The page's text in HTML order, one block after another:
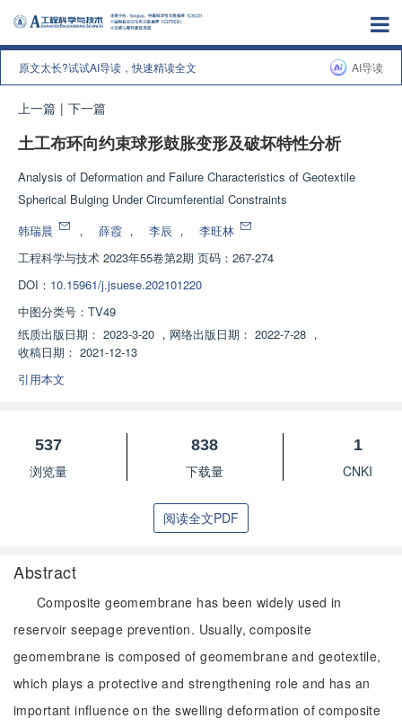
原文太长?试试AI导读，快速精读全文 AI导读
上一篇 | 下一篇
土工布环向约束球形鼓胀变形及破坏特性分析
Analysis of Deformation and Failure Characteristics of Geotextile
Spherical Bulging Under Circumferential Constraints
韩瑞晨
， 薛霞 ， 李辰 ，
李旺林
工程科学与技术 2023年55卷第2期 页码：267-274
DOI： 10.15961/j.jsuese.202101220
中图分类号： TV49
纸质出版日期： 2023-3-20 ， 网络出版日期： 2022-7-28 ，
收稿日期： 2021-12-13
引用本文
537
浏览量
838
下载量
1
CNKI
阅读全文PDF
Abstract
Composite geomembrane has been widely used in
reservoir seepage prevention. Usually, composite
geomembrane is composed of geomembrane and geotextile,
which plays a protective and strengthening role and has an
important influence on the swelling deformation of composite